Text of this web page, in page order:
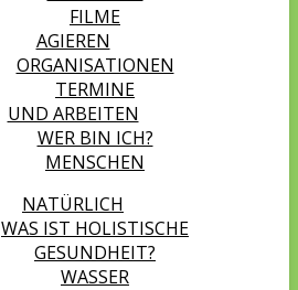
FILME
AGIEREN
ORGANISATIONEN
TERMINE
UND ARBEITEN
WER BIN ICH?
MENSCHEN
NATÜRLICH
WAS IST HOLISTISCHE
GESUNDHEIT?
WASSER